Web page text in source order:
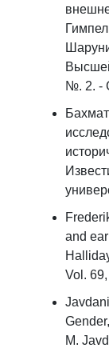
№. 2. -
and
Vol.
M.